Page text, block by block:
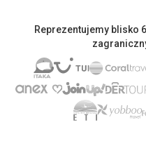
Reprezentujemy blisko